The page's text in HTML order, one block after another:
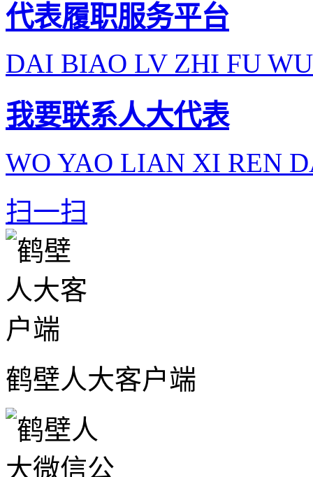
代表履职服务平台
DAI BIAO LV ZHI FU
我要联系人大代表
WO YAO LIAN XI REN
扫一扫
鹤壁人大客户端